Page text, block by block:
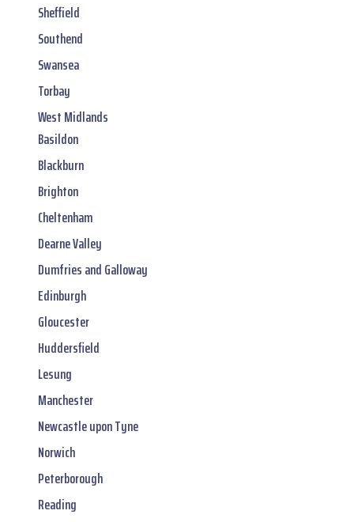
Sheffield
Southend
Swansea
Torbay
West Midlands
Basildon
Blackburn
Brighton
Cheltenham
Dearne Valley
Dumfries and Galloway
Edinburgh
Gloucester
Huddersfield
Lesung
Manchester
Newcastle upon Tyne
Norwich
Peterborough
Reading